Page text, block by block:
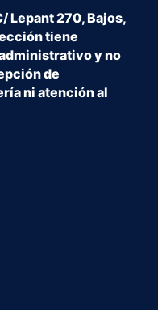
Lepant 270, Bajos,
tiene
y no
de
ni atención al